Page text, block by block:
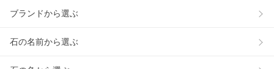
ブランドから選ぶ
石の名前から選ぶ